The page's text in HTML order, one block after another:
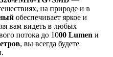
на природе и в
обеспечивает яркое и
вам видеть в любых
потока до 1000 Lumen и
, вы всегда будете